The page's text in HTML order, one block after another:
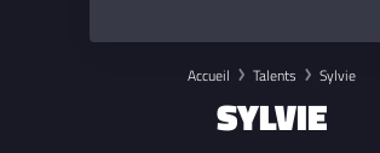
Accueil Talents Sylvie
SYLVIE